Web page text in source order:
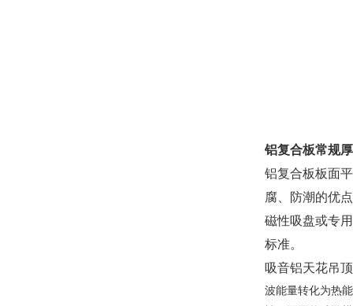
铝复合板常规
铝复合板板面
腐、防潮的优
磁性吸盘或专
标准。
吸音铝天花吊
波能量转化为热